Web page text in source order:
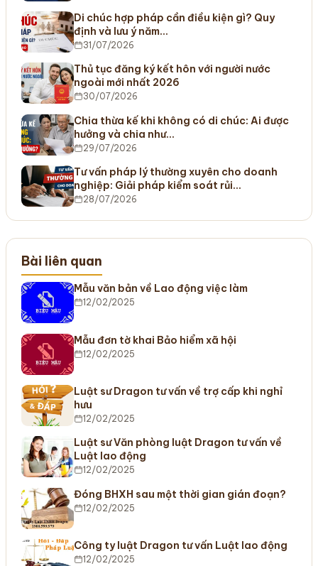
Di chúc hợp pháp cần điều kiện gì? Quy
định và lưu ý năm…
31/07/2026
Thủ tục đăng ký kết hôn với người nước
ngoài mới nhất 2026
30/07/2026
Chia thừa kế khi không có di chúc: Ai được
hưởng và chia như…
29/07/2026
Tư vấn pháp lý thường xuyên cho doanh
nghiệp: Giải pháp kiểm soát rủi…
28/07/2026
Bài liên quan
Mẫu văn bản về Lao động việc làm
12/02/2025
Mẫu đơn tờ khai Bảo hiểm xã hội
12/02/2025
Luật sư Dragon tư vấn về trợ cấp khi nghỉ
hưu
12/02/2025
Luật sư Văn phòng luật Dragon tư vấn về
Luật lao động
12/02/2025
Đóng BHXH sau một thời gian gián đoạn?
12/02/2025
Công ty luật Dragon tư vấn Luật lao động
12/02/2025